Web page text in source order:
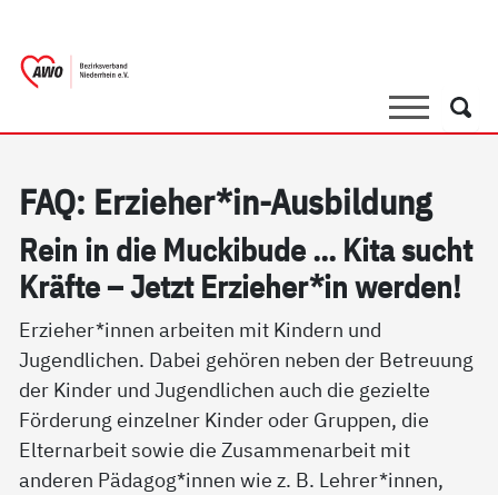
SucheSuche
FAQ: Er­zie­her*in-Aus­bil­dung
Rein in die Mu­cki­bu­de ... Ki­ta sucht
Kräf­te – Jetzt Er­zie­her*in wer­den!
Erzieher*innen arbeiten mit Kindern und
Jugendlichen. Dabei gehören neben der Betreuung
der Kinder und Jugendlichen auch die gezielte
Förderung einzelner Kinder oder Gruppen, die
Elternarbeit sowie die Zusammenarbeit mit
anderen Pädagog*innen wie z. B. Lehrer*innen,